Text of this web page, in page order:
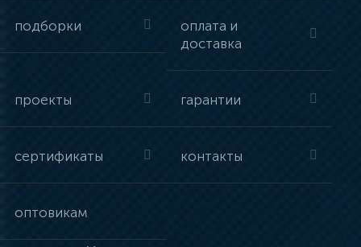
подборки
оплата и
доставка
проекты гарантии
сертификаты контакты
оптовикам